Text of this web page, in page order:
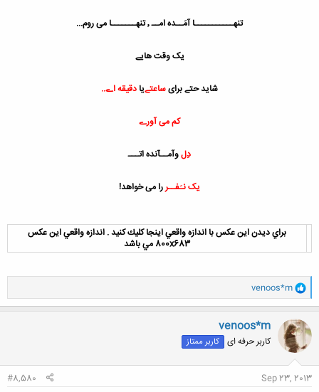
تنهـــــــــــا آمَــده امــ ٬ تنهـــــــا می روم...
یک وقت هایے
شاید حتے برایساعتےیا دقیقه اے..
کم می آورے
دِلوآمــآنده اتـــ
یک نـَفــررا می خواهد!
براي ديدن اين عكس با اندازه واقعي اينجا كليك كنيد . اندازه واقعي اين عكس
800x683 مي باشد
و
ا
ک
ن
ش
ه
ا
venoos*m
venoos*m
کاربر حرفه ای کاربر ممتاز
Sep 23, 2013
#8,580